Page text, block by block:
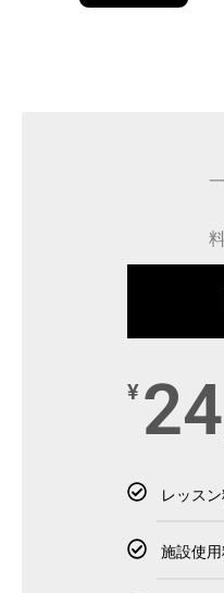
¥
レッスン
施設使用